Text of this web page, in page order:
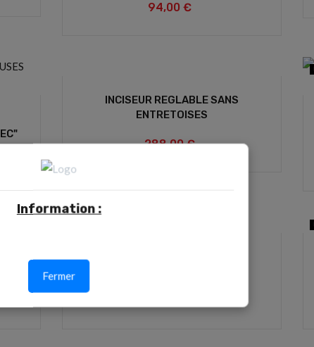
94,00 €
INCISEUR REGLABLE SANS
ENTRETOISES
288,00 €
Information :
Fermer